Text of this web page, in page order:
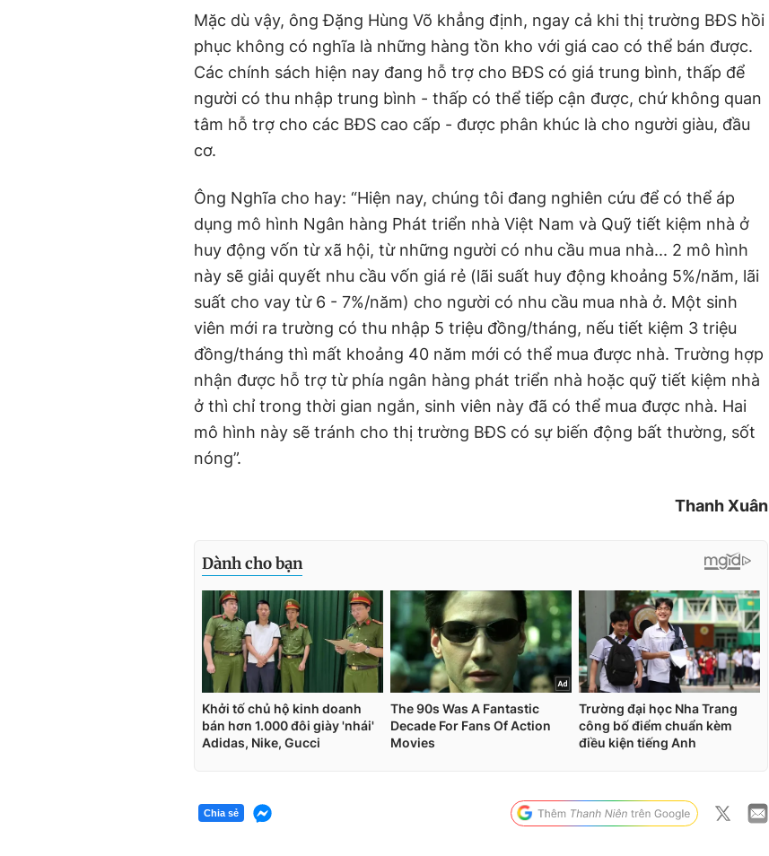
Mặc dù vậy, ông Đặng Hùng Võ khẳng định, ngay cả khi thị trường BĐS hồi
phục không có nghĩa là những hàng tồn kho với giá cao có thể bán được.
Các chính sách hiện nay đang hỗ trợ cho BĐS có giá trung bình, thấp để
người có thu nhập trung bình - thấp có thể tiếp cận được, chứ không quan
tâm hỗ trợ cho các BĐS cao cấp - được phân khúc là cho người giàu, đầu
cơ.
Ông Nghĩa cho hay: “Hiện nay, chúng tôi đang nghiên cứu để có thể áp
dụng mô hình Ngân hàng Phát triển nhà Việt Nam và Quỹ tiết kiệm nhà ở
huy động vốn từ xã hội, từ những người có nhu cầu mua nhà... 2 mô hình
này sẽ giải quyết nhu cầu vốn giá rẻ (lãi suất huy động khoảng 5%/năm, lãi
suất cho vay từ 6 - 7%/năm) cho người có nhu cầu mua nhà ở. Một sinh
viên mới ra trường có thu nhập 5 triệu đồng/tháng, nếu tiết kiệm 3 triệu
đồng/tháng thì mất khoảng 40 năm mới có thể mua được nhà. Trường hợp
nhận được hỗ trợ từ phía ngân hàng phát triển nhà hoặc quỹ tiết kiệm nhà
ở thì chỉ trong thời gian ngắn, sinh viên này đã có thể mua được nhà. Hai
mô hình này sẽ tránh cho thị trường BĐS có sự biến động bất thường, sốt
nóng”.
Thanh Xuân
Chia sẻ